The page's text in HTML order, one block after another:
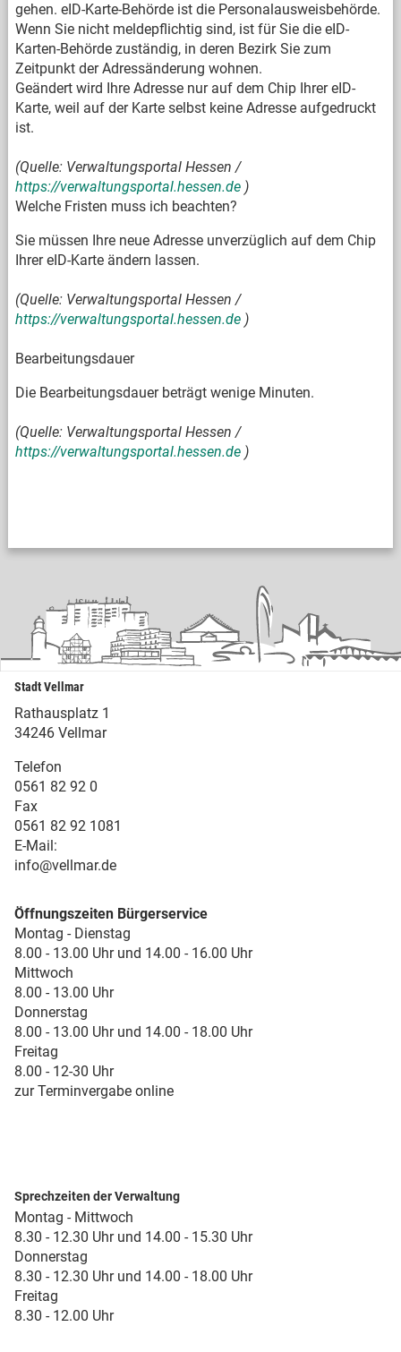
gehen. eID-Karte-Behörde ist die Personalausweisbehörde.
Wenn Sie nicht meldepflichtig sind, ist für Sie die eID-
Karten-Behörde zuständig, in deren Bezirk Sie zum
Zeitpunkt der Adressänderung wohnen.
Geändert wird Ihre Adresse nur auf dem Chip Ihrer eID-
Karte, weil auf der Karte selbst keine Adresse aufgedruckt
ist.
(Quelle: Verwaltungsportal Hessen /
https://verwaltungsportal.hessen.de )
Welche Fristen muss ich beachten?
Sie müssen Ihre neue Adresse unverzüglich auf dem Chip
Ihrer eID-Karte ändern lassen.
(Quelle: Verwaltungsportal Hessen /
https://verwaltungsportal.hessen.de )
Bearbeitungsdauer
Die Bearbeitungsdauer beträgt wenige Minuten.
(Quelle: Verwaltungsportal Hessen /
https://verwaltungsportal.hessen.de )
Stadt Vellmar
Rathausplatz 1
34246 Vellmar
Telefon
0561 82 92 0
Fax
0561 82 92 1081
E-Mail:
info@vellmar.de
Öffnungszeiten Bürgerservice
Montag - Dienstag
8.00 - 13.00 Uhr und 14.00 - 16.00 Uhr
Mittwoch
8.00 - 13.00 Uhr
Donnerstag
8.00 - 13.00 Uhr und 14.00 - 18.00 Uhr
Freitag
8.00 - 12-30 Uhr
zur Terminvergabe online
Sprechzeiten der Verwaltung
Montag - Mittwoch
8.30 - 12.30 Uhr und 14.00 - 15.30 Uhr
Donnerstag
8.30 - 12.30 Uhr und 14.00 - 18.00 Uhr
Freitag
8.30 - 12.00 Uhr